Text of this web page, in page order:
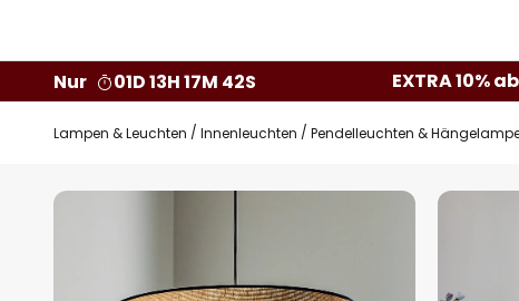
Nur
01D 13H 17M 41S EXTRA 10%
Lampen & Leuchten Innenleuchten Pendelleuchten &
Zum
Bildgalerie